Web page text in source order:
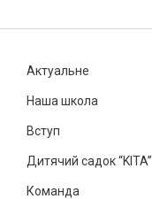
Актуальне
Наша школа
Вступ
Дитячий садок “KITA”
Команда